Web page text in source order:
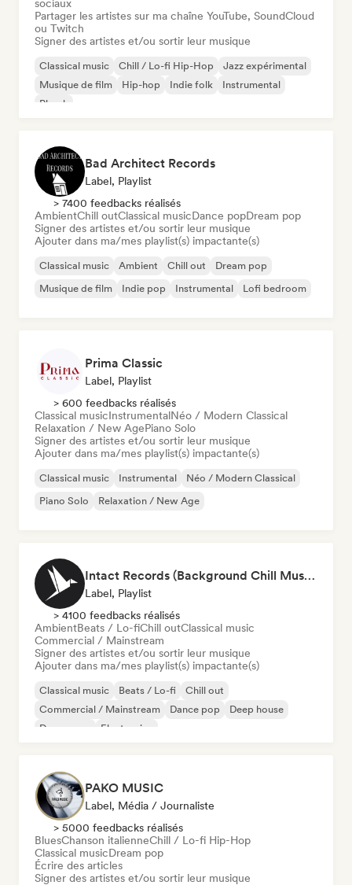
sociaux
Partager les artistes sur ma chaîne YouTube, SoundCloud
ou Twitch
Signer des artistes et/ou sortir leur musique
Classical music Chill / Lo-fi Hip-Hop
Jazz expérimental
Musique de film
Hip-hop Indie folk
Instrumental
Phonk
Bad Architect Records
Label, Playlist
> 7400 feedbacks réalisés
AmbientChill outClassical musicDance popDream pop
Signer des artistes et/ou sortir leur musique
Ajouter dans ma/mes playlist(s) impactante(s)
Classical music Ambient Chill out
Dream pop
Musique de film
Indie pop Instrumental Lofi bedroom
Prima Classic
Label, Playlist
> 600 feedbacks réalisés
Classical musicInstrumentalNéo / Modern Classical
Relaxation / New AgePiano Solo
Signer des artistes et/ou sortir leur musique
Ajouter dans ma/mes playlist(s) impactante(s)
Classical music Instrumental
Néo / Modern Classical
Piano Solo
Relaxation / New Age
Intact Records (Background Chill Music & Good Vibes On The Road)
Label, Playlist
> 4100 feedbacks réalisés
AmbientBeats / Lo-fiChill outClassical music
Commercial / Mainstream
Signer des artistes et/ou sortir leur musique
Ajouter dans ma/mes playlist(s) impactante(s)
Classical music Beats / Lo-fi
Chill out
Commercial / Mainstream
Dance pop
Deep house
Dream pop
Electronica
PAKO MUSIC
Label, Média / Journaliste
> 5000 feedbacks réalisés
BluesChanson italienneChill / Lo-fi Hip-Hop
Classical musicDream pop
Écrire des articles
Signer des artistes et/ou sortir leur musique